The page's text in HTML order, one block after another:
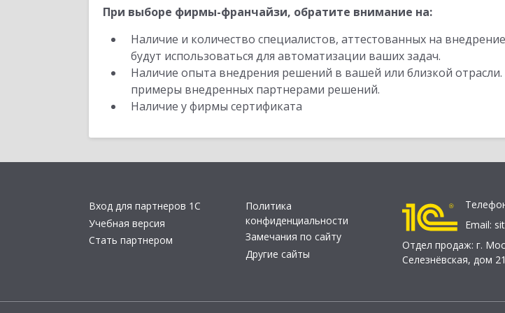
При выборе фирмы-франчайзи, обратите внимание на:
Наличие и количество специалистов, аттестованных на
будут использоваться для автоматизации ваших задач.
Наличие опыта внедрения решений в вашей или близкой
примеры внедренных партнерами решений.
Наличие у фирмы сертификата
Вход для партнеров 1С
Учебная версия
Стать партнером
Политика
конфиденциальности
Замечания по сайту
Другие сайты
Email:
Отдел продаж: г.
Селезнёвская, дом 21